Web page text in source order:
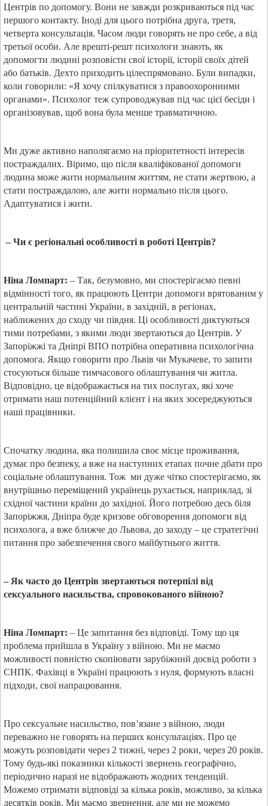
Центрів по допомогу. Вони не завжди розкриваються під час
першого контакту. Іноді для цього потрібна друга, третя,
четверта консультація. Часом люди говорять не про себе, а від
третьої особи. Але врешті-решт психологи знають, як
допомогти людині розповісти свої історії, історії своїх дітей
або батьків. Дехто приходить цілеспрямовано. Були випадки,
коли говорили: «Я хочу спілкуватися з правоохоронними
органами». Психолог теж супроводжував під час цієї бесіди і
організовував, щоб вона була менше травматичною.
Ми дуже активно наполягаємо на пріоритетності інтересів
постраждалих. Віримо, що після кваліфікованої допомоги
людина може жити нормальним життям, не стати жертвою, а
стати постраждалою, але жити нормально після цього.
Адаптуватися і жити.
– Чи є регіональні особливості в роботі Центрів?
Ніна Ломпарт: – Так, безумовно, ми спостерігаємо певні
відмінності того, як працюють Центри допомоги врятованим у
центральній частині України, в західній, в регіонах,
наближених до сходу чи півдня. Ці особливості диктуються
тими потребами, з якими люди звертаються до Центрів. У
Запоріжжі та Дніпрі ВПО потрібна оперативна психологічна
допомога. Якщо говорити про Львів чи Мукачеве, то запити
стосуються більше тимчасового облаштування чи житла.
Відповідно, це відображається на тих послугах, які хоче
отримати наш потенційний клієнт і на яких зосереджуються
наші працівники.
Спочатку людина, яка полишила своє місце проживання,
думає про безпеку, а вже на наступних етапах почне дбати про
соціальне облаштування. Тож ми дуже чітко спостерігаємо, як
внутрішньо переміщений українець рухається, наприклад, зі
східної частини країни до західної. Його потребою десь біля
Запоріжжя, Дніпра буде кризове обговорення допомоги від
психолога, а вже ближче до Львова, до заходу – це стратегічні
питання про забезпечення свого майбутнього життя.
– Як часто до Центрів звертаються потерпілі від
сексуального насильства, спровокованого війною?
Ніна Ломпарт: – Це запитання без відповіді. Тому що ця
проблема прийшла в Україну з війною. Ми не маємо
можливості повністю скопіювати зарубіжний досвід роботи з
СНПК. Фахівці в Україні працюють з нуля, формують власні
підходи, свої напрацювання.
Про сексуальне насильство, пов’язане з війною, люди
переважно не говорять на перших консультаціях. Про це
можуть розповідати через 2 тижні, через 2 роки, через 20 років.
Тому будь-які показники кількості звернень географічно,
періодично наразі не відображають жодних тенденцій.
Можемо отримати відповіді за кілька років, можливо, за кілька
десятків років. Ми маємо звернення, але ми не можемо